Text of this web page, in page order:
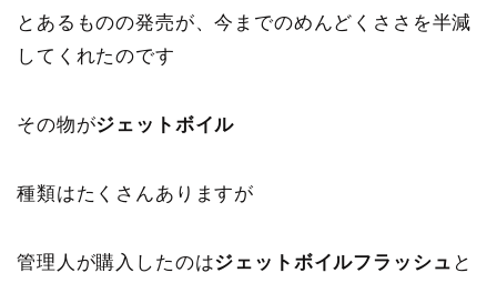
とあるものの発売が、今までのめんどくささを半減
してくれたのです
その物がジェットボイル
種類はたくさんありますが
管理人が購入したのはジェットボイルフラッシュ と